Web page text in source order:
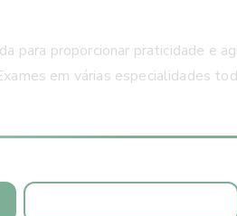
para proporcionar praticidade e
em várias especialidades